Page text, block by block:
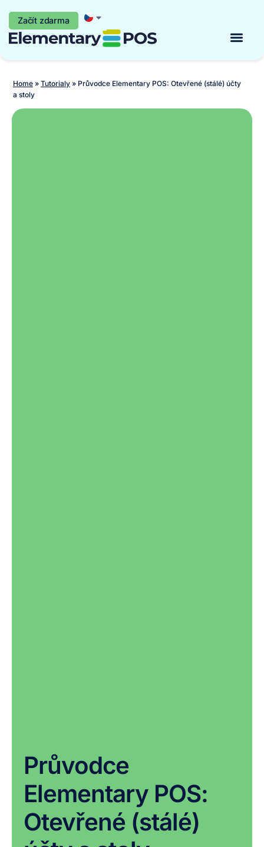
Začít zdarma
Home » Tutorialy » Průvodce Elementary POS: Otevřené (stálé) účty
a stoly
Průvodce
Elementary POS:
Otevřené (stálé)